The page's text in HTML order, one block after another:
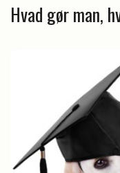
Hvad gør man,